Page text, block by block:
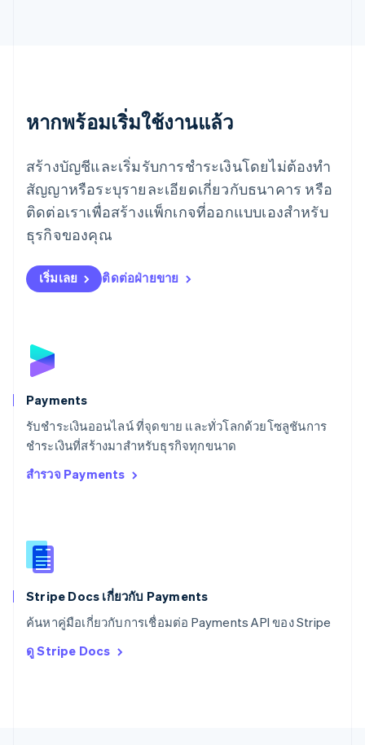
หากพร้อมเริ่มใช้งานแล้ว
สร้างบัญชีและเริ่มรับการชำระเงินโดยไม่ต้องทำ
สัญญาหรือระบุรายละเอียดเกี่ยวกับธนาคาร หรือ
ติดต่อเราเพื่อสร้างแพ็กเกจที่ออกแบบเองสำหรับ
ธุรกิจของคุณ
เริ่มเลย ติดต่อฝ่ายขาย
Payments
รับชำระเงินออนไลน์ ที่จุดขาย และทั่วโลกด้วยโซลูชันการ
ชำระเงินที่สร้างมาสำหรับธุรกิจทุกขนาด
สำรวจ Payments
Stripe Docs เกี่ยวกับ Payments
ค้นหาคู่มือเกี่ยวกับการเชื่อมต่อ Payments API ของ Stripe
ดู Stripe Docs
ลักเซมเบิร์ก
Français Deutsch English
English
ลิกเตนสไตน์
DeutschEnglish
ลิทัวเนีย
English
สเปน
สโลวาเกีย
English
Deutsch
สวีเดน
สหรัฐอเมริกา
English Español简体中文
สหรัฐอาหรับเอมิเรตส์
สหราชอาณาจักร
สิงคโปร์
English
ออสเตรเลีย
English
ออสเตรีย
DeutschEnglish
ItalianoEnglish